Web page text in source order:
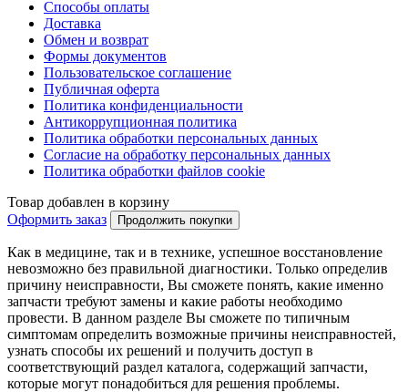
Способы оплаты
Доставка
Обмен и возврат
Формы документов
Пользовательское соглашение
Публичная оферта
Политика конфиденциальности
Антикоррупционная политика
Политика обработки персональных данных
Согласие на обработку персональных данных
Политика обработки файлов cookie
Товар добавлен в корзину
Оформить заказ
Продолжить покупки
Как в медицине, так и в технике, успешное восстановление
невозможно без правильной диагностики. Только определив
причину неисправности, Вы сможете понять, какие именно
запчасти требуют замены и какие работы необходимо
провести. В данном разделе Вы сможете по типичным
симптомам определить возможные причины неисправностей,
узнать способы их решений и получить доступ в
соответствующий раздел каталога, содержащий запчасти,
которые могут понадобиться для решения проблемы.